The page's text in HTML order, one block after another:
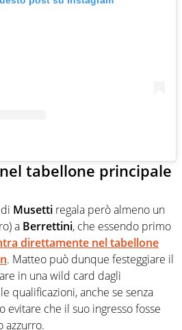
tabellone principale
Musetti regala però almeno un
a Berrettini, che essendo primo
direttamente nel tabellone
. Matteo può dunque festeggiare il
in una wild card dagli
qualificazioni, anche se senza
che il suo ingresso fosse
azzurro.